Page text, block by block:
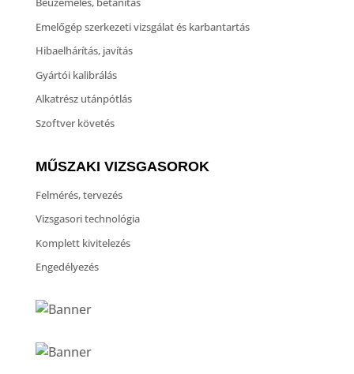
Emelőgép szerkezeti vizsgálat és karbantartás
Hibaelhárítás, javítás
Gyártói kalibrálás
Alkatrész utánpótlás
Szoftver követés
MŰSZAKI VIZSGASOROK
Felmérés, tervezés
Vizsgasori technológia
Komplett kivitelezés
Engedélyezés